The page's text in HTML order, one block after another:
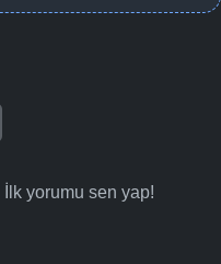
İlk yorumu sen yap!